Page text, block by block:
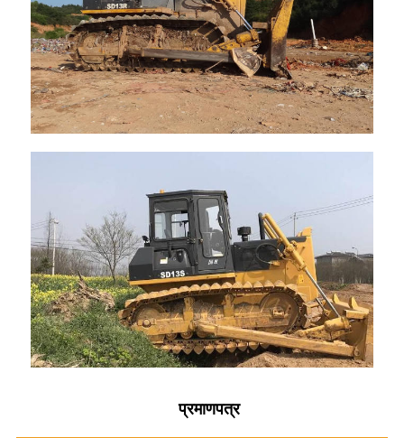
प्रमाणपत्र